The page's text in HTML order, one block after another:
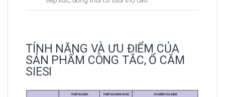
TÍNH NĂNG VÀ ƯU ĐIỂM CỦA
SẢN PHẨM CÔNG TẮC, Ổ CẮM
SIESI